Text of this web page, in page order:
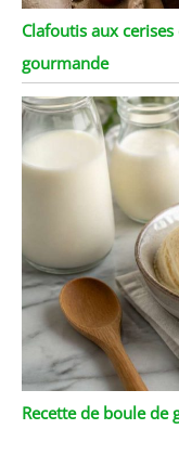
Clafoutis aux
gourmande
Recette de boule de